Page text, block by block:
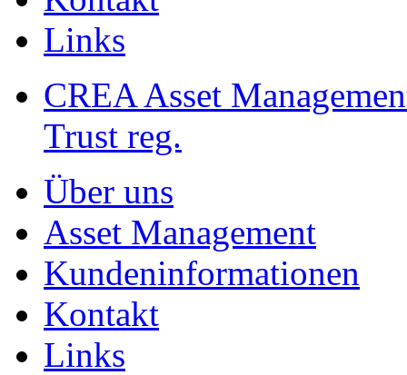
Links
CREA Asset
Trust reg.
Über uns
Asset Management
Kundeninformationen
Kontakt
Links